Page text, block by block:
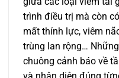
trình điều trị mà còn
mất thính lực, viêm
trùng lan rộng…
chuông cảnh báo về